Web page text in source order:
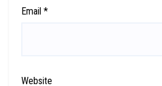
Email *
Website